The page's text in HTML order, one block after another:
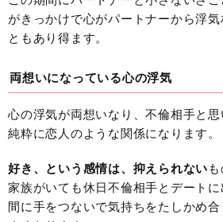
がきっかけで心がパートナーから浮
ともあり得ます。
両想いになっている心の浮気
心の浮気が両想いなり、不倫相手と思
純粋に恋人のような関係になります。
好き、という感情は、抑えられないも
家族がいても休日不倫相手とデート
間に手をつないで気持ちをたしかめ